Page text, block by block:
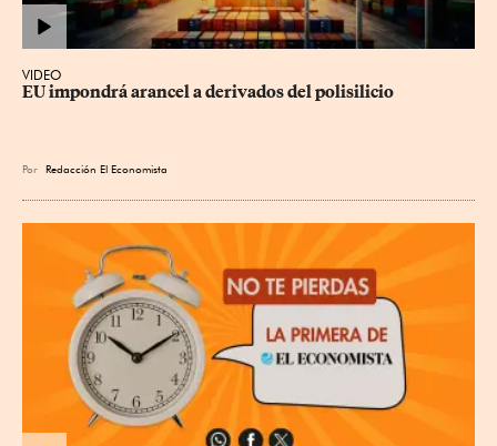
VIDEO
EU impondrá arancel a derivados del polisilicio
Por Redacción El Economista